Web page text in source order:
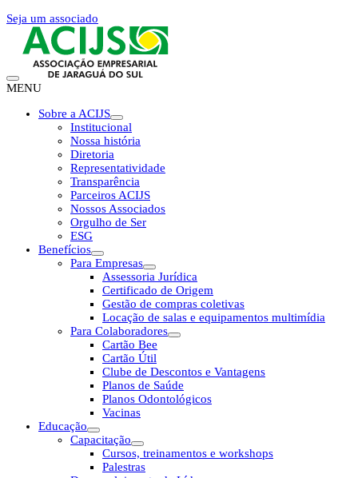
Seja um associado
MENU
Sobre a ACIJS
Institucional
Nossa história
Diretoria
Representatividade
Transparência
Parceiros ACIJS
Nossos Associados
Orgulho de Ser
ESG
Benefícios
Para Empresas
Assessoria Jurídica
Certificado de Origem
Gestão de compras coletivas
Locação de salas e equipamentos multimídia
Para Colaboradores
Cartão Bee
Cartão Útil
Clube de Descontos e Vantagens
Planos de Saúde
Planos Odontológicos
Vacinas
Educação
Capacitação
Cursos, treinamentos e workshops
Palestras